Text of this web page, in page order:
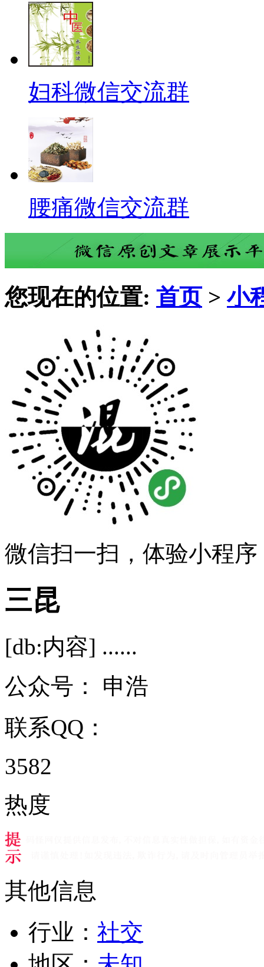
妇科微信交流群
腰痛微信交流群
您现在的位置: 首页 >小
微信扫一扫，体验小程序
三昆
[db:内容] ......
公众号： 申浩
联系QQ：
3582
热度
其他信息
行业： 社交